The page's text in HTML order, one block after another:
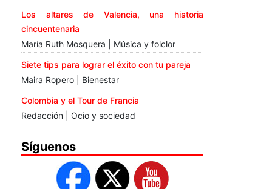
Los altares de Valencia, una historia
cincuentenaria
María Ruth Mosquera | Música y folclor
Siete tips para lograr el éxito con tu pareja
Maira Ropero | Bienestar
Colombia y el Tour de Francia
Redacción | Ocio y sociedad
Síguenos